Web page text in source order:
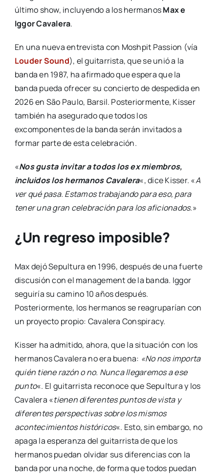
último show, incluyendo a los hermanosMax e
Iggor Cavalera.
En una nueva entrevista con Moshpit Passion (vía
Louder Sound), el guitarrista, que se unió a la
banda en 1987, ha afirmado que espera que la
banda pueda ofrecer su concierto de despedida en
2026 en São Paulo, Barsil. Posteriormente, Kisser
también ha asegurado que todos los
excomponentes de la banda serán invitados a
formar parte de esta celebración.
«Nos gusta invitar a todos los ex miembros,
incluidos los hermanos Cavalera«, dice Kisser. «A
ver qué pasa. Estamos trabajando para eso, para
tener una gran celebración para los aficionados.»
¿Un regreso imposible?
Max dejó Sepultura en 1996, después de una fuerte
discusión con el management de la banda. Iggor
seguiría su camino 10 años después.
Posteriormente, los hermanos se reagruparían con
un proyecto propio: Cavalera Conspiracy.
Kisser ha admitido, ahora, que la situación con los
hermanos Cavalera no era buena: «No nos importa
quién tiene razón o no. Nunca llegaremos a ese
punto«. El guitarrista reconoce que Sepultura y los
Cavalera «tienen diferentes puntos de vista y
diferentes perspectivas sobre los mismos
acontecimientos históricos«. Esto, sin embargo, no
apaga la esperanza del guitarrista de que los
hermanos puedan olvidar sus diferencias con la
banda por una noche, de forma que todos puedan